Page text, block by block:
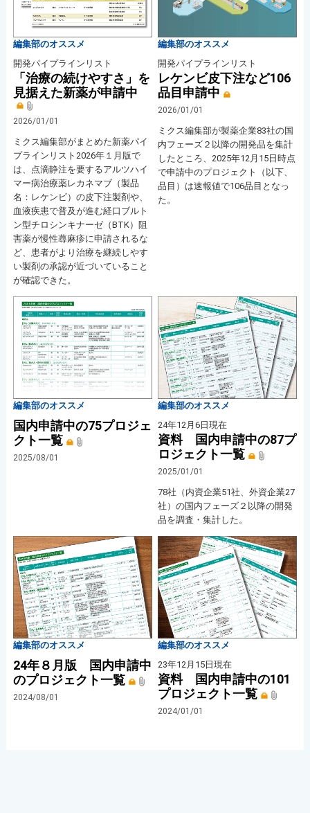
編集部のオススメ
開発パイプラインリスト
「治療の続けやすさ」を
見据えた新薬が申請中
2026/01/01
ミクス編集部がまとめた新薬パイ
プラインリスト2026年１月版で
は、点滴静注を要するアルツハイ
マー病治療薬レカネマブ（製品
名：レケンビ）の皮下注製剤や、
血液疾患で普及が進む経口ブルト
ン型チロシンキナーゼ（BTK）阻
害薬が慢性蕁麻疹に申請されるな
ど、患者がより治療を継続しやす
い製剤の承認が近づいていること
が確認できた。
編集部のオススメ
開発パイプラインリスト
レケンビ皮下注など106
品目申請中
2026/01/01
ミクス編集部が製薬企業83社の国
内フェーズ２以降の開発品を集計
したところ、2025年12月15日時点
で申請中のプロジェクト（以下、
品目）は速報値で106品目となっ
た。
編集部のオススメ
国内申請中の75プロジェ
クト一覧
2025/08/01
編集部のオススメ
24年12月6日現在
資料 国内申請中の87プ
ロジェクト一覧
2025/01/01
78社（内資企業51社、外資企業27
社）の国内フェーズ２以降の開発
品を調査・集計した。
編集部のオススメ
24年８月版 国内申請中
のプロジェクト一覧
2024/08/01
編集部のオススメ
23年12月15日現在
資料 国内申請中の101
プロジェクト一覧
2024/01/01